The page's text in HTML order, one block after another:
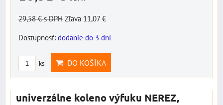
29,58 €s DPH Zľava 11,07 €
Dostupnosť: dodanie do 3 dní
ks DO KOŠÍKA
univerzálne koleno výfuku NEREZ,